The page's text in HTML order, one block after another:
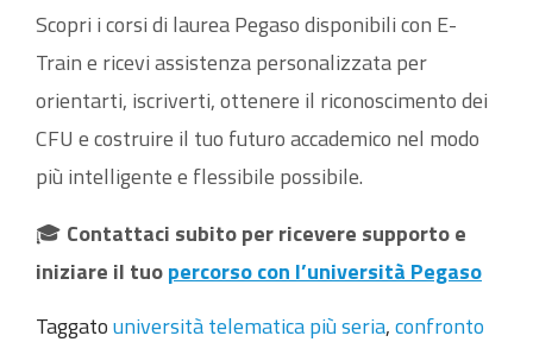
Scopri i corsi di laurea Pegaso disponibili con E-
Train e ricevi assistenza personalizzata per
orientarti, iscriverti, ottenere il riconoscimento dei
CFU e costruire il tuo futuro accademico nel modo
più intelligente e flessibile possibile.
🎓 Contattaci subito per ricevere supporto e
iniziare il tuopercorso con l’università Pegaso
Taggatouniversità telematica più seria,confronto